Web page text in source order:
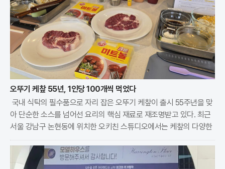
오뚜기 케챂 55년, 1인당 100개씩 먹었다
국내 식탁의 필수품으로 자리 잡은 오뚜기 케챂이 출시 55주년을 맞
아 단순한 소스를 넘어선 요리의 핵심 재료로 재조명받고 있다. 최근
서울 강남구 논현동에 위치한 오키친 스튜디오에서는 케챂의 다양한
변신을 직접 체험하는 특별한 요리 수업이 진행됐다. 이번 행사는 19
70년대 출시 이후 한국인의 입맛을 사로잡으며